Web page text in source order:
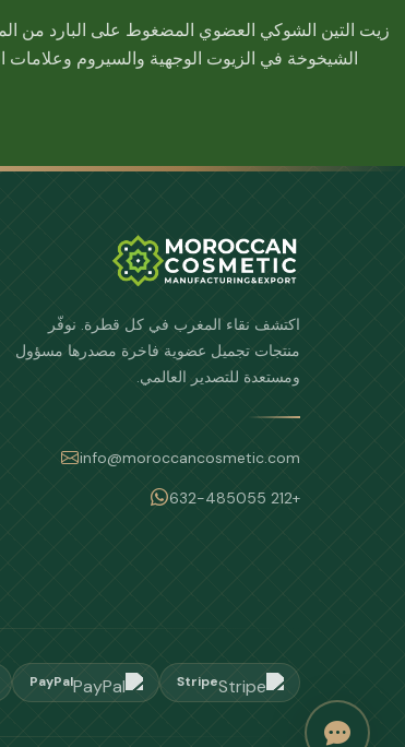
زيت التين الشوكي العضوي المضغوط على البارد من
الشيخوخة في الزيوت الوجهية والسيروم وعلامات
اكتشف نقاء المغرب في كل قطرة. نوفّر
منتجات تجميل عضوية فاخرة مصدرها مسؤول
ومستعدة للتصدير العالمي.
info@moroccancosmetic.com
+212 632-485055
PayPal Stripe